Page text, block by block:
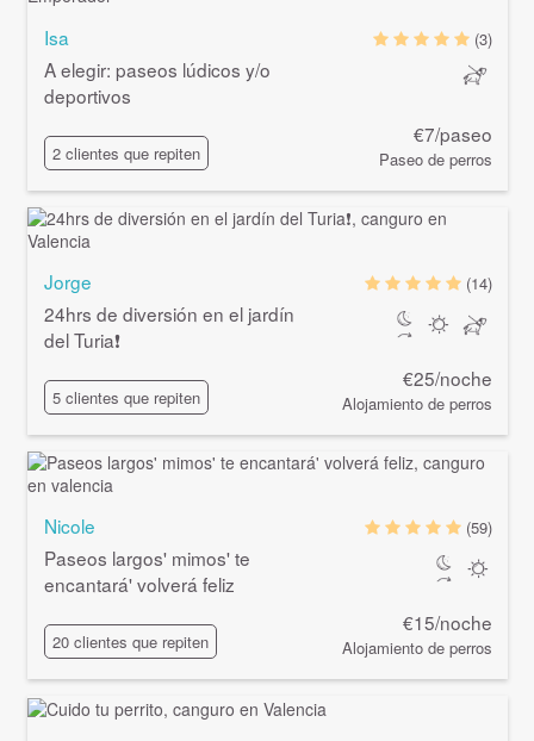
Isa
A elegir: paseos lúdicos y/o
deportivos
2 clientes que repiten
(3)
€7/paseo
Paseo de perros
Jorge
24hrs de diversión en el jardín
del Turia❗️
5 clientes que repiten
(14)
€25/noche
Alojamiento de perros
Nicole
Paseos largos' mimos' te
encantará' volverá feliz
20 clientes que repiten
(59)
€15/noche
Alojamiento de perros